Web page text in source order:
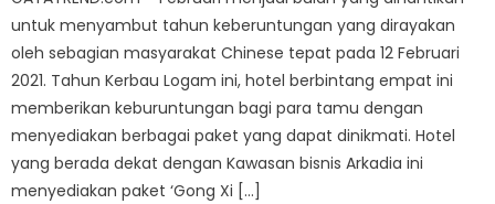
untuk menyambut tahun keberuntungan yang dirayakan
oleh sebagian masyarakat Chinese tepat pada 12 Februari
2021. Tahun Kerbau Logam ini, hotel berbintang empat ini
memberikan keburuntungan bagi para tamu dengan
menyediakan berbagai paket yang dapat dinikmati. Hotel
yang berada dekat dengan Kawasan bisnis Arkadia ini
menyediakan paket ‘Gong Xi […]